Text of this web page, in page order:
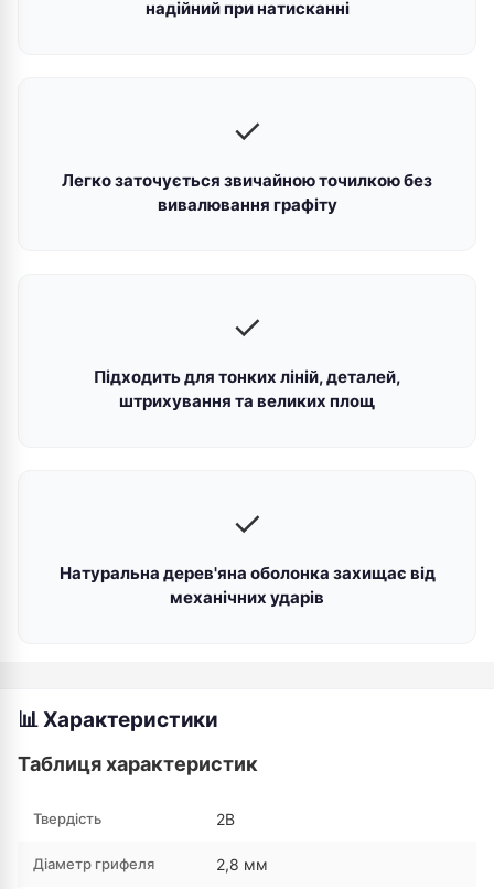
надійний при натисканні
✓
Легко заточується звичайною точилкою без
вивалювання графіту
✓
Підходить для тонких ліній, деталей,
штрихування та великих площ
✓
Натуральна дерев'яна оболонка захищає від
механічних ударів
📊 Характеристики
Таблиця характеристик
Твердість 2B
Діаметр грифеля 2,8 мм